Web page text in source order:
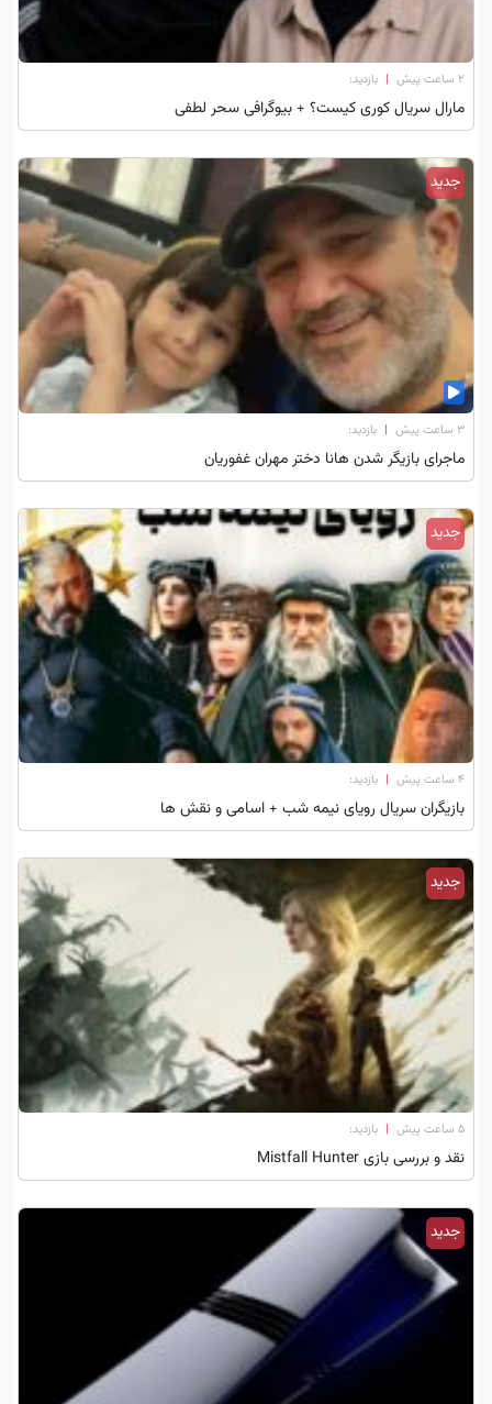
۲ ساعت پیش | بازدید:
مارال سریال کوری کیست؟ + بیوگرافی سحر لطفی
جدید
۳ ساعت پیش | بازدید:
ماجرای بازیگر شدن هانا دختر مهران غفوریان
جدید
۴ ساعت پیش | بازدید:
بازیگران سریال رویای نیمه شب + اسامی و نقش ها
جدید
۵ ساعت پیش | بازدید:
نقد و بررسی بازی Mistfall Hunter
جدید